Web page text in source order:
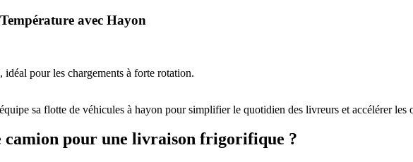
avec Hayon
idéal pour les chargements à forte rotation.
sa flotte de véhicules à hayon pour simplifier le quotidien des livreurs et accélérer les
camion pour une livraison frigorifique ?